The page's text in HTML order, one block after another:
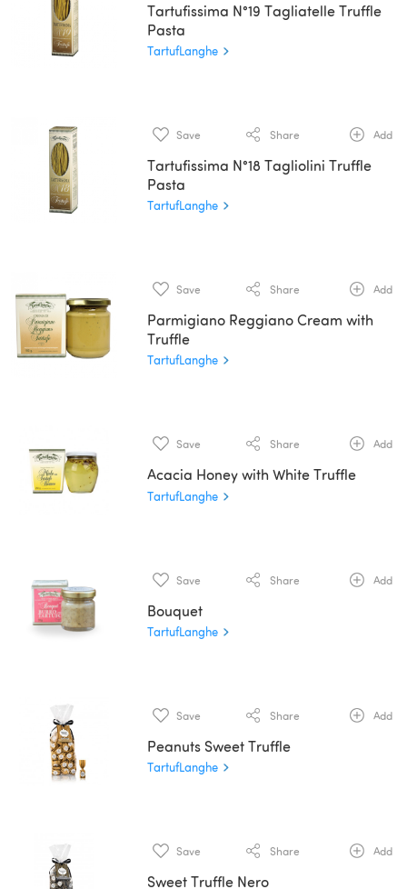
Tartufissima N°19 Tagliatelle Truffle
Pasta
TartufLanghe
Save Share Add
Tartufissima N°18 Tagliolini Truffle
Pasta
TartufLanghe
Save Share Add
Parmigiano Reggiano Cream with
Truffle
TartufLanghe
Save Share Add
Acacia Honey with White Truffle
TartufLanghe
Save Share Add
Bouquet
TartufLanghe
Save Share Add
Peanuts Sweet Truffle
TartufLanghe
Save Share Add
Sweet Truffle Nero